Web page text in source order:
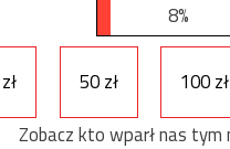
8%
50 zł 100 zł
Zobacz kto wparł nas tym